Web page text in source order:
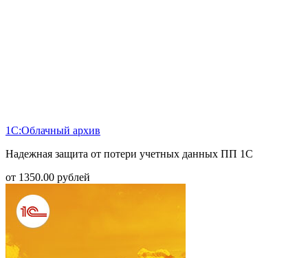
1С:Облачный архив
Надежная защита от потери учетных данных ПП 1С
от 1350.00 рублей